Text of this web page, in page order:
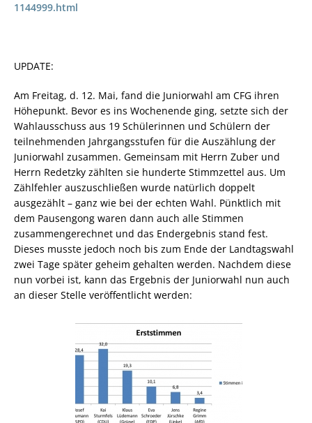
1144999.html
UPDATE:
Am Freitag, d. 12. Mai, fand die Juniorwahl am CFG ihren
Höhepunkt. Bevor es ins Wochenende ging, setzte sich der
Wahlausschuss aus 19 Schülerinnen und Schülern der
teilnehmenden Jahrgangsstufen für die Auszählung der
Juniorwahl zusammen. Gemeinsam mit Herrn Zuber und
Herrn Redetzky zählten sie hunderte Stimmzettel aus. Um
Zählfehler auszuschließen wurde natürlich doppelt
ausgezählt – ganz wie bei der echten Wahl. Pünktlich mit
dem Pausengong waren dann auch alle Stimmen
zusammengerechnet und das Endergebnis stand fest.
Dieses musste jedoch noch bis zum Ende der Landtagswahl
zwei Tage später geheim gehalten werden. Nachdem diese
nun vorbei ist, kann das Ergebnis der Juniorwahl nun auch
an dieser Stelle veröffentlicht werden: